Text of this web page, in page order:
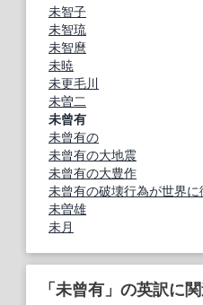
未智子
未智琉
未智麿
未暁
未更毛川
未曽二
未曾有
未曾有の
未曾有の大地震
未曾有の大豊作
未曾有の破壊行為が世界
未曽雄
未月
「未曾有」の英訳に